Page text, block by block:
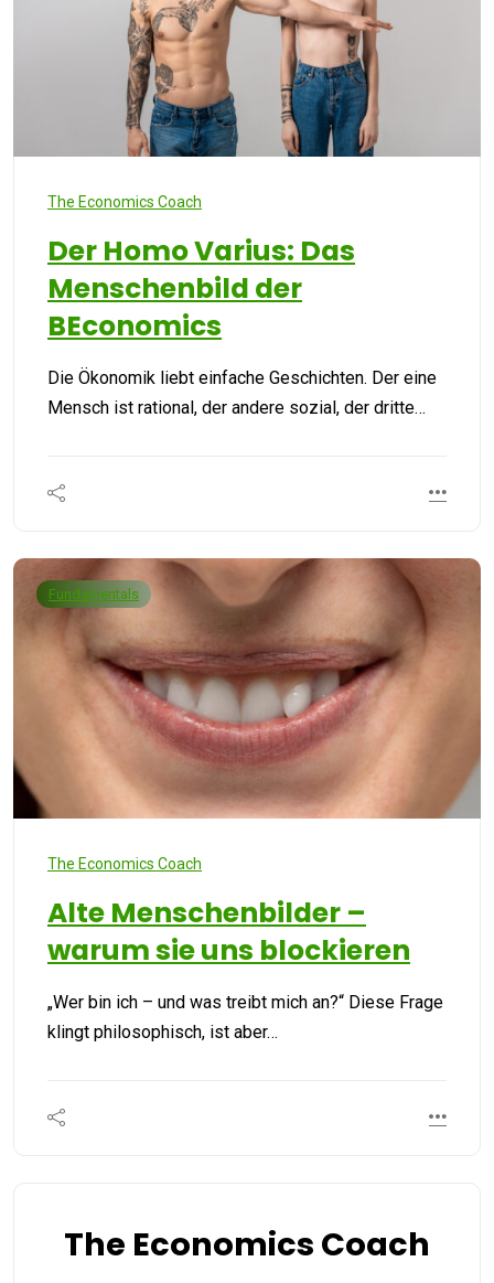
The Economics Coach
Der Homo Varius: Das
Menschenbild der
BEconomics
Die Ökonomik liebt einfache Geschichten. Der eine
Mensch ist rational, der andere sozial, der dritte…
Fundamentals
The Economics Coach
Alte Menschenbilder –
warum sie uns blockieren
„Wer bin ich – und was treibt mich an?“ Diese Frage
klingt philosophisch, ist aber…
The Economics Coach